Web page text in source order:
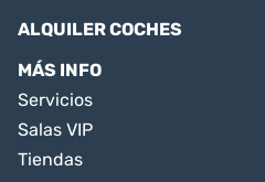
ALQUILER COCHES
MÁS INFO
Servicios
Salas VIP
Tiendas